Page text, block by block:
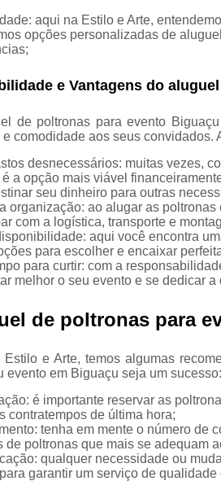
Locação
Locação
Locação
móveis
Locação
Locação
de
de
para
aqui na Estilo e Arte,
opções personalizadas de
e Vantagens do
de poltronas para evento
e comodidade aos seus convidados.
desnecessários: muitas vezes,
a opção mais viável
seu dinheiro para outras
organização: ao alugar as
com a logística, transporte e
aqui você encontra
para escolher e encaixar
para curtir: com a
melhor o seu evento e se dedicar a
de poltronas para
e Arte, temos algumas
evento em Biguaçu seja um sucesso:
é importante reservar as
contratempos de última hora;
tenha em mente o número de
de poltronas que mais se adequam
qualquer necessidade ou
garantir um serviço de